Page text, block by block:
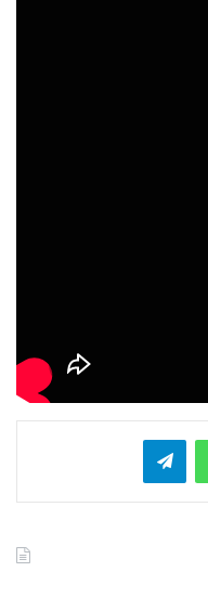
واتساب تيلقرام